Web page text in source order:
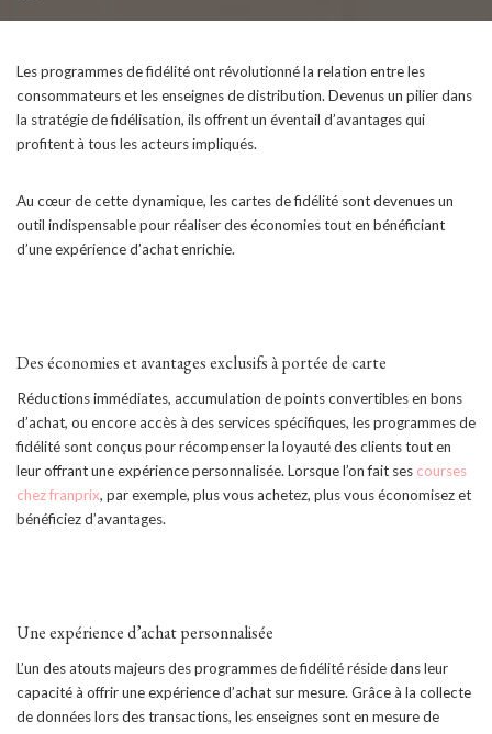
Les programmes de fidélité ont révolutionné la relation entre les
consommateurs et les enseignes de distribution. Devenus un pilier dans
la stratégie de fidélisation, ils offrent un éventail d’avantages qui
profitent à tous les acteurs impliqués.
Au cœur de cette dynamique, les cartes de fidélité sont devenues un
outil indispensable pour réaliser des économies tout en bénéficiant
d’une expérience d’achat enrichie.
Des économies et avantages exclusifs à portée de carte
Réductions immédiates, accumulation de points convertibles en bons
d’achat, ou encore accès à des services spécifiques, les programmes de
fidélité sont conçus pour récompenser la loyauté des clients tout en
leur offrant une expérience personnalisée. Lorsque l’on fait ses courses
chez franprix, par exemple, plus vous achetez, plus vous économisez et
bénéficiez d’avantages.
Une expérience d’achat personnalisée
L’un des atouts majeurs des programmes de fidélité réside dans leur
capacité à offrir une expérience d’achat sur mesure. Grâce à la collecte
de données lors des transactions, les enseignes sont en mesure de